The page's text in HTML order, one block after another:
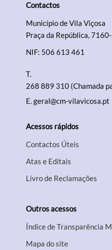
Filtros
Contactos
Município de Vila Viçosa
Praça da República,
NIF: 506 613 461
T.
268 889 310 (Chamada
E.geral@cm-vilavicosa.pt
Acessos rápidos
Contactos Úteis
Atas e Editais
Livro de Reclamações
Outros acessos
Índice de Transparência
Mapa do site